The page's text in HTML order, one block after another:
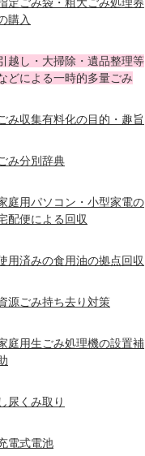
購入
越し・大掃除・遺品整理等
どによる一時的多量ごみ
み収集有料化の目的・趣旨
み分別辞典
庭用パソコン・小型家電の
配便による回収
用済みの食用油の拠点回収
源ごみ持ち去り対策
庭用生ごみ処理機の設置補
し尿くみ取り
電式電池